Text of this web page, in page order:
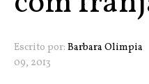
Escrito por: Barbara Olimpia
09, 2013